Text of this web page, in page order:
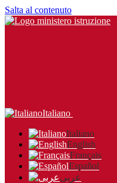
Salta al contenuto
Italiano
Italiano
English
Français
Español
عربى